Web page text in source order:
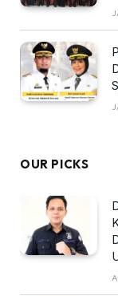
OUR PICKS